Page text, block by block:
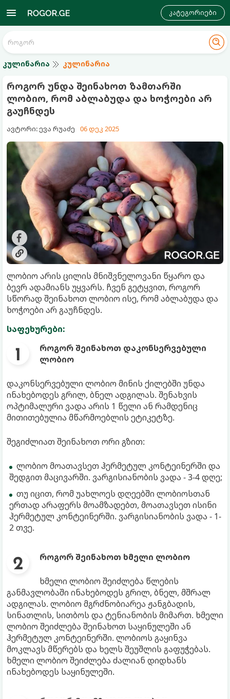
კატეგორიები
კულინარია კულინარია
როგორ უნდა შეინახოთ ზამთარში
ლობიო, რომ აბლაბუდა და ხოჭოები არ
გაუჩნდეს
ავტორი: ევა რუაძე 06 დეკ 2025
ლობიო არის ცილის მნიშვნელოვანი წყარო და
ბევრ ადამიანს უყვარს. ჩვენ გეტყვით, როგორ
სწორად შეინახოთ ლობიო ისე, რომ აბლაბუდა და
ხოჭოები არ გაუჩნდეს.
საფეხურები:
როგორ შეინახოთ დაკონსერვებული
ლობიო
დაკონსერვებული ლობიო მინის ქილებში უნდა
ინახებოდეს გრილ, ბნელ ადგილას. შენახვის
ოპტიმალური ვადა არის 1 წელი ან რამდენიც
მითითებულია მწარმოებლის ეტიკეტზე.
შეგიძლიათ შეინახოთ ორი გზით:
ლობიო მოათავსეთ ჰერმეტულ კონტეინერში და
შედგით მაცივარში. ვარგისიანობის ვადა - 3-4 დღე;
თუ იცით, რომ უახლოეს დღეებში ლობიოსთან
ერთად არაფერს მოამზადებთ, მოათავსეთ ისინი
ჰერმეტულ კონტეინერში. ვარგისიანობის ვადა - 1-
2 თვე.
როგორ შეინახოთ ხმელი ლობიო
ხმელი ლობიო შეიძლება წლების
განმავლობაში ინახებოდეს გრილ, ბნელ, მშრალ
ადგილას. ლობიო მგრძნობიარეა ჟანგბადის,
სინათლის, სითბოს და ტენიანობის მიმართ. ხმელი
ლობიო შეიძლება შეინახოთ საყინულეში ან
ჰერმეტულ კონტეინერში. ლობიოს გაყინვა
მოკლავს მწერებს და ხელს შეუშლის გაფუჭებას.
ხმელი ლობიო შეიძლება ძალიან დიდხანს
ინახებოდეს საყინულეში.